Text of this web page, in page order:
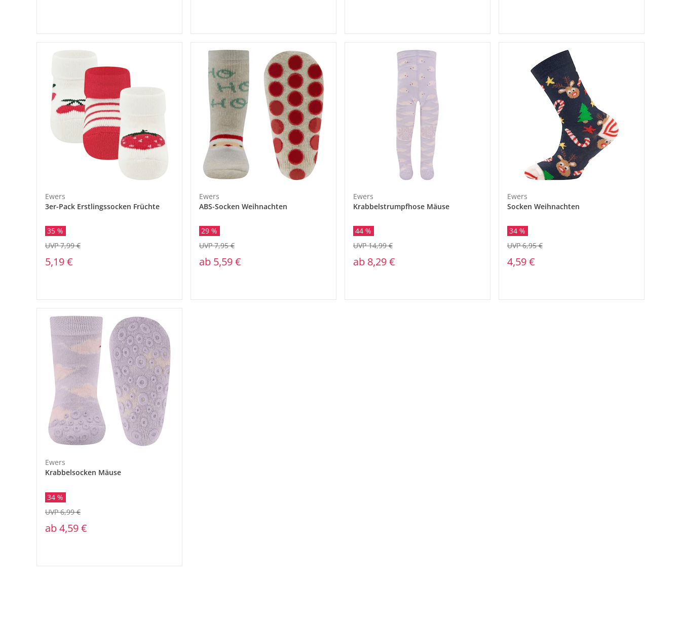
Ewers
3er-Pack Erstlingssocken Früchte
35 %
5,19 €
UVP 7,99 €
Ewers
ABS-Socken Weihnachten
29 %
ab 5,59 €
UVP 7,95 €
Ewers
Krabbelstrumpfhose Mäuse
44 %
ab 8,29 €
UVP 14,99 €
Ewers
Socken Weihnachten
34 %
4,59 €
UVP 6,95 €
Ewers
Krabbelsocken Mäuse
34 %
ab4,59 €
UVP 6,99 €